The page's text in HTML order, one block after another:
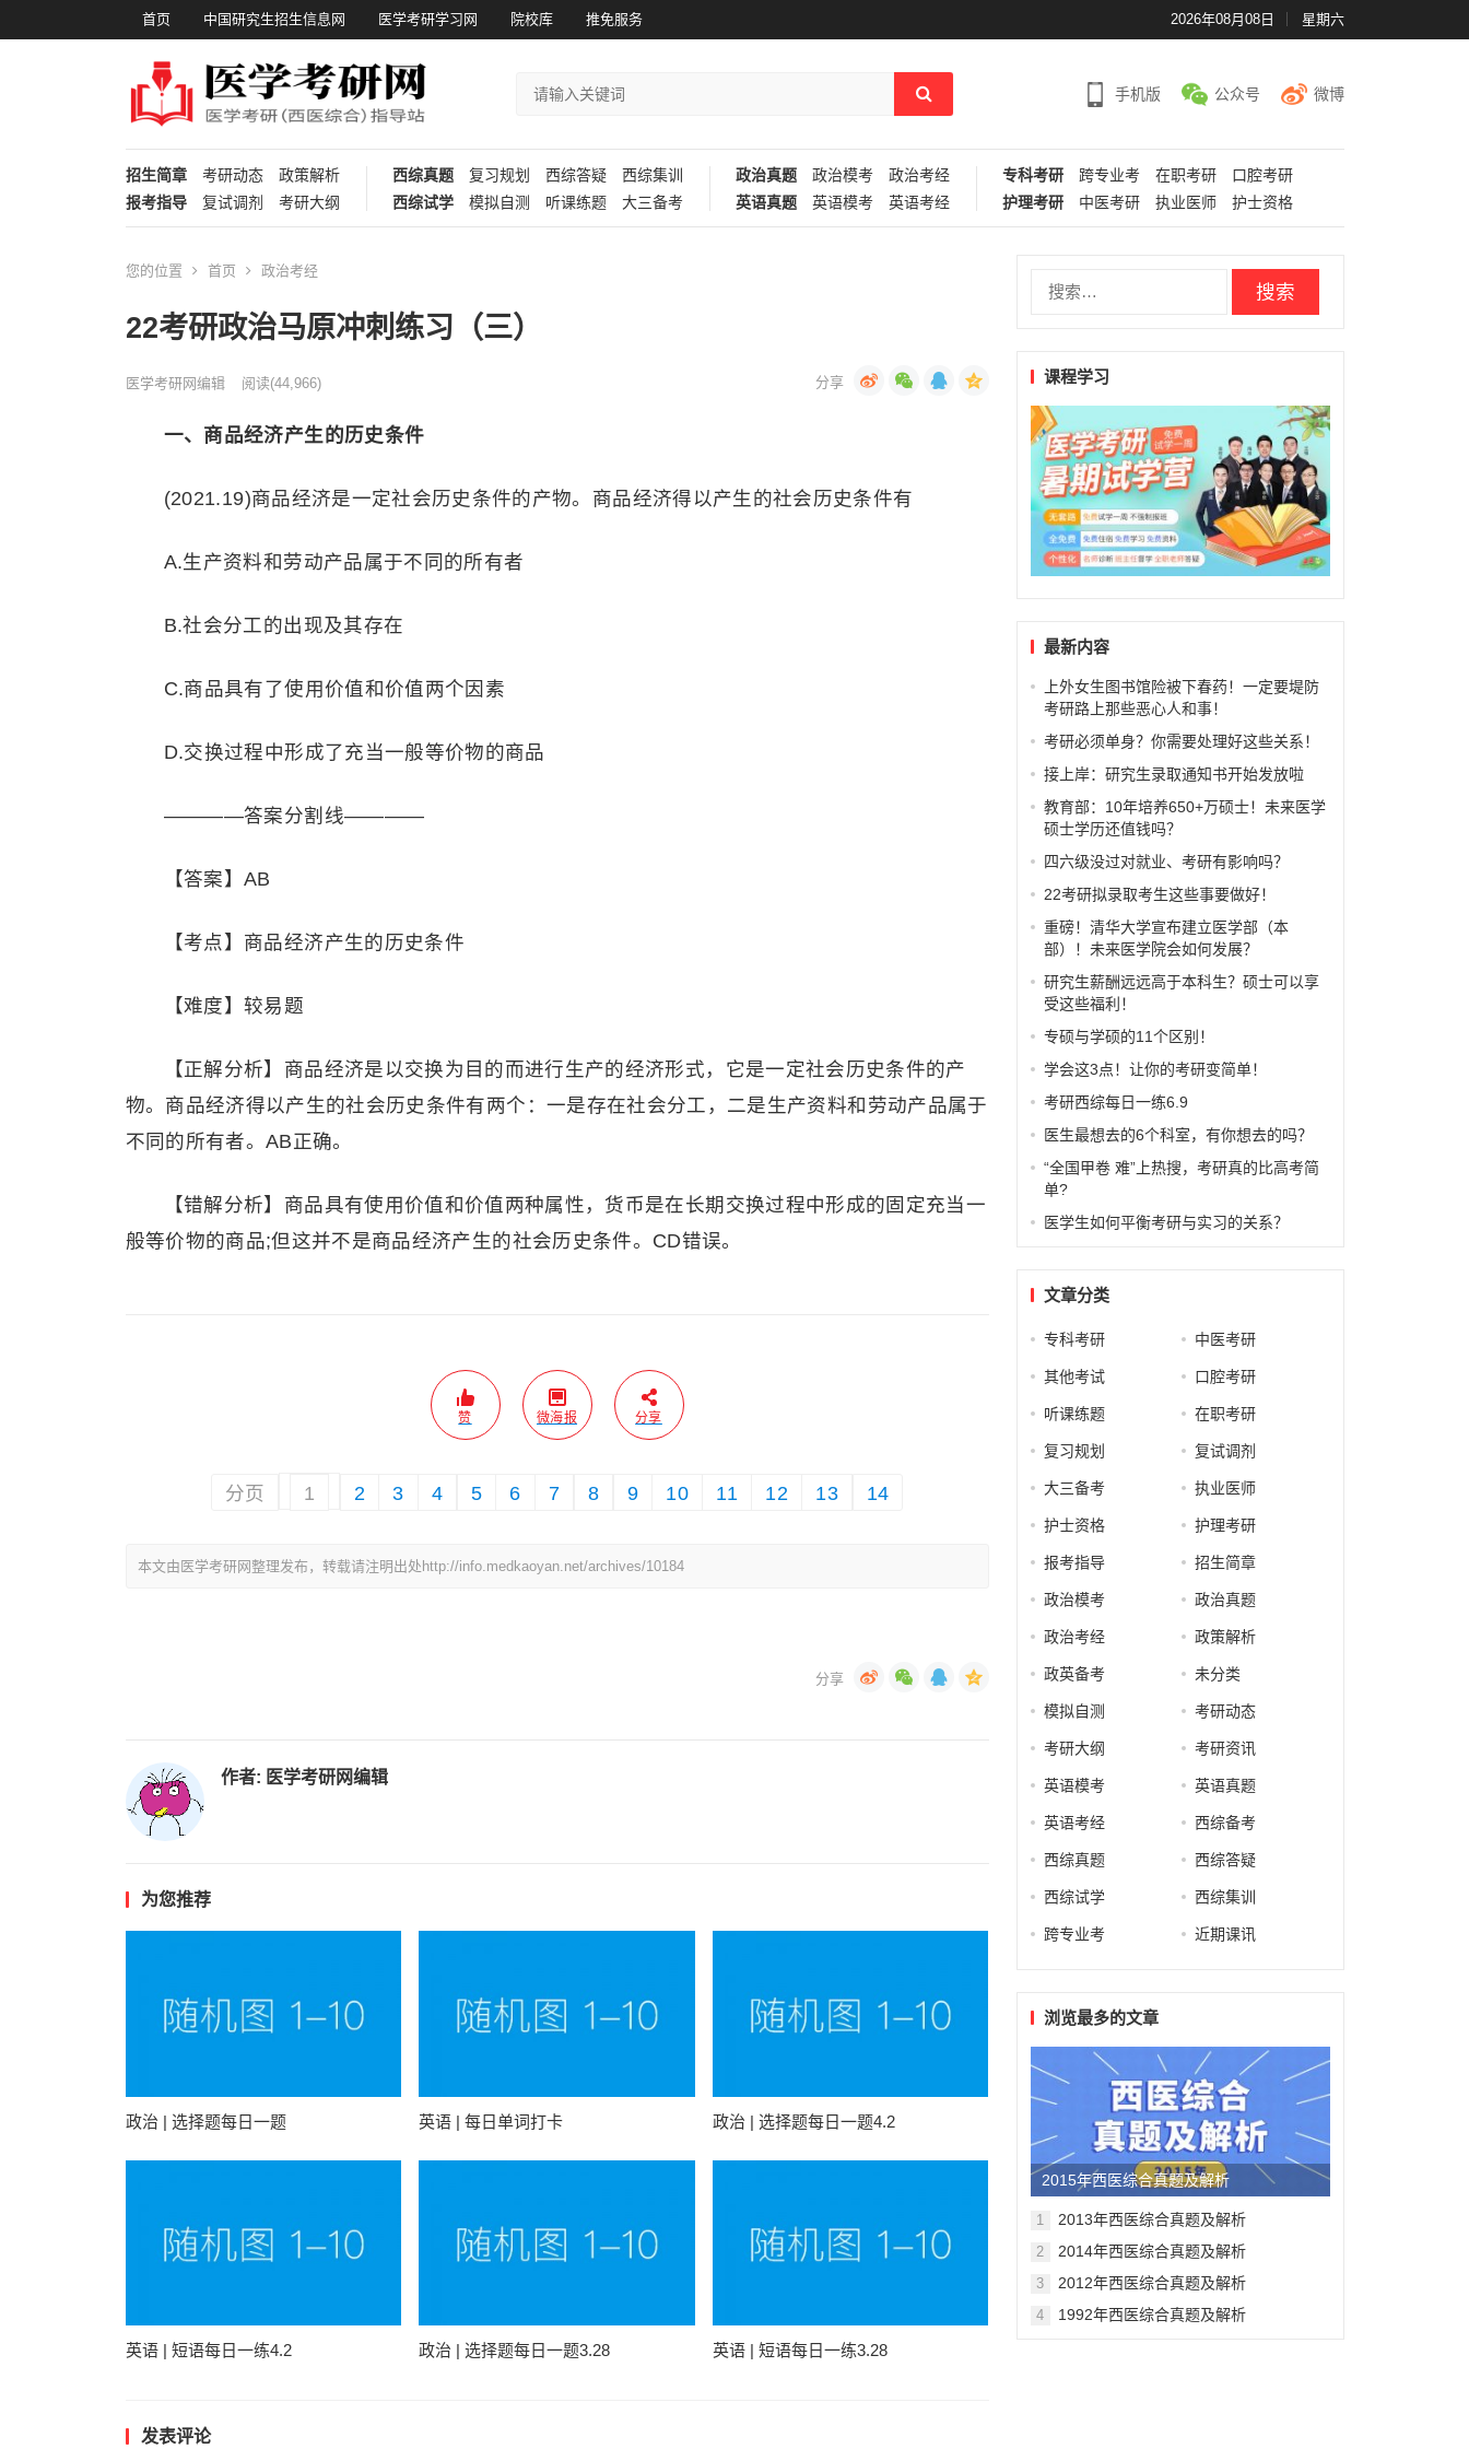
首页 中国研究生招生信息网 医学考研学习网 院校库 推免服务 2026年08月08日 星期六
手机版 公众号 微博
招生简章 考研动态
政策解析
报考指导
复试调剂 考研大纲
西综真题 复习规划 西综答疑
西综集训
西综试学
模拟自测 听课练题 大三备考
政治真题 政治模考
政治考经
英语真题
英语模考 英语考经
专科考研 跨专业考 在职考研
口腔考研
护理考研
中医考研 执业医师 护士资格
您的位置 首页 政治考经
22考研政治马原冲刺练习（三）
医学考研网编辑 阅读(44,966)
一、商品经济产生的历史条件
(2021.19)商品经济是一定社会历史条件的产物。商品经济得以产生的社会历史条件有
A.生产资料和劳动产品属于不同的所有者
B.社会分工的出现及其存在
C.商品具有了使用价值和价值两个因素
D.交换过程中形成了充当一般等价物的商品
————答案分割线————
【答案】AB
【考点】商品经济产生的历史条件
【难度】较易题
【正解分析】商品经济是以交换为目的而进行生产的经济形式，它是一定社会历史条件的产
物。商品经济得以产生的社会历史条件有两个：一是存在社会分工，二是生产资料和劳动产品属于
不同的所有者。AB正确。
【错解分析】商品具有使用价值和价值两种属性，货币是在长期交换过程中形成的固定充当一
般等价物的商品;但这并不是商品经济产生的社会历史条件。CD错误。
赞 微海报 分享
分页 1 2 3 4 5 6 7 8 9 10 11 12 13 14
本文由医学考研网整理发布，转载请注明出处http://info.medkaoyan.net/archives/10184
作者: 医学考研网编辑
为您推荐
政治 | 选择题每日一题 英语 | 每日单词打卡 政治 | 选择题每日一题4.2
英语 | 短语每日一练4.2 政治 | 选择题每日一题3.28 英语 | 短语每日一练3.28
发表评论
课程学习
最新内容
上外女生图书馆险被下春药！一定要堤防
考研路上那些恶心人和事！
考研必须单身？你需要处理好这些关系！
接上岸：研究生录取通知书开始发放啦
教育部：10年培养650+万硕士！未来医学
硕士学历还值钱吗？
四六级没过对就业、考研有影响吗？
22考研拟录取考生这些事要做好！
重磅！清华大学宣布建立医学部（本
部）！未来医学院会如何发展？
研究生薪酬远远高于本科生？硕士可以享
受这些福利！
专硕与学硕的11个区别！
学会这3点！让你的考研变简单！
考研西综每日一练6.9
医生最想去的6个科室，有你想去的吗？
“全国甲卷 难”上热搜，考研真的比高考简
单?
医学生如何平衡考研与实习的关系？
文章分类
专科考研 中医考研
其他考试 口腔考研
听课练题 在职考研
复习规划 复试调剂
大三备考 执业医师
护士资格 护理考研
报考指导 招生简章
政治模考 政治真题
政治考经 政策解析
政英备考 未分类
模拟自测 考研动态
考研大纲 考研资讯
英语模考 英语真题
英语考经 西综备考
西综真题 西综答疑
西综试学 西综集训
跨专业考 近期课讯
浏览最多的文章
2015年西医综合真题及解析
1 2013年西医综合真题及解析
2 2014年西医综合真题及解析
3 2012年西医综合真题及解析
4 1992年西医综合真题及解析